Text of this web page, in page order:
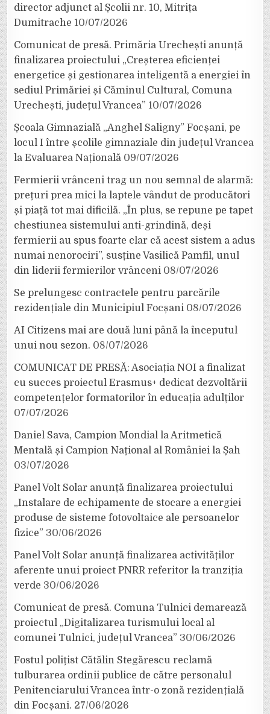
director adjunct al Școlii nr. 10, Mitrița
Dumitrache 10/07/2026
Comunicat de presă. Primăria Urechești anunță
finalizarea proiectului „Creșterea eficienței
energetice și gestionarea inteligentă a energiei în
sediul Primăriei și Căminul Cultural, Comuna
Urechești, județul Vrancea” 10/07/2026
Școala Gimnazială „Anghel Saligny” Focșani, pe
locul I între școlile gimnaziale din județul Vrancea
la Evaluarea Națională 09/07/2026
Fermierii vrânceni trag un nou semnal de alarmă:
prețuri prea mici la laptele vândut de producători
și piață tot mai dificilă. „În plus, se repune pe tapet
chestiunea sistemului anti-grindină, deși
fermierii au spus foarte clar că acest sistem a adus
numai nenorociri”, susține Vasilică Pamfil, unul
din liderii fermierilor vrânceni 08/07/2026
Se prelungesc contractele pentru parcările
rezidențiale din Municipiul Focșani 08/07/2026
AI Citizens mai are două luni până la începutul
unui nou sezon. 08/07/2026
COMUNICAT DE PRESĂ: Asociația NOI a finalizat
cu succes proiectul Erasmus+ dedicat dezvoltării
competențelor formatorilor în educația adulților
07/07/2026
Daniel Sava, Campion Mondial la Aritmetică
Mentală și Campion Național al României la Șah
03/07/2026
Panel Volt Solar anunță finalizarea proiectului
„Instalare de echipamente de stocare a energiei
produse de sisteme fotovoltaice ale persoanelor
fizice” 30/06/2026
Panel Volt Solar anunță finalizarea activităților
aferente unui proiect PNRR referitor la tranziția
verde 30/06/2026
Comunicat de presă. Comuna Tulnici demarează
proiectul „Digitalizarea turismului local al
comunei Tulnici, județul Vrancea” 30/06/2026
Fostul polițist Cătălin Stegărescu reclamă
tulburarea ordinii publice de către personalul
Penitenciarului Vrancea într-o zonă rezidențială
din Focșani. 27/06/2026